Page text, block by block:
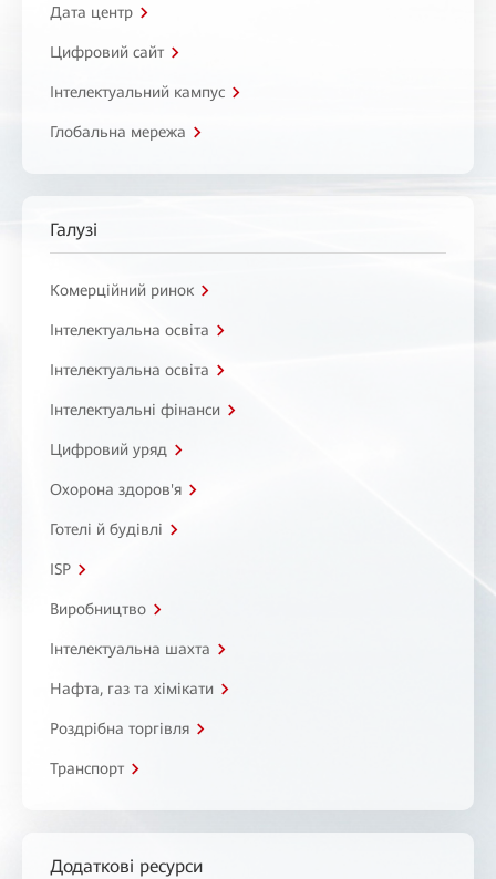
Дата центр
Цифровий сайт
Інтелектуальний кампус
Глобальна мережа
Галузі
Комерційний ринок
Інтелектуальна освіта
Інтелектуальна освіта
Інтелектуальні фінанси
Цифровий уряд
Охорона здоров'я
Готелі й будівлі
ISP
Виробництво
Інтелектуальна шахта
Нафта, газ та хімікати
Роздрібна торгівля
Транспорт
Додаткові ресурси